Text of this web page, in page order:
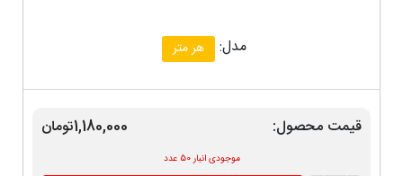
مدل: هر متر
قیمت محصول: 1,180,000تومان
موجودی انبار 50 عدد